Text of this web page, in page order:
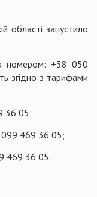
області запустило
номером: +38 050
згідно з тарифами
36 05;
469 36 05;
469 36 05.